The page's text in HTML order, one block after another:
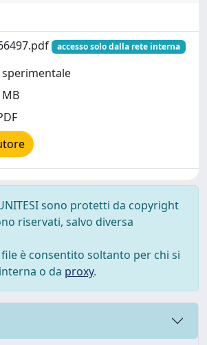
accesso solo dalla rete interna
sperimentale
sono protetti da copyright
riservati, salvo diversa
è consentito soltanto per chi si
o da proxy.